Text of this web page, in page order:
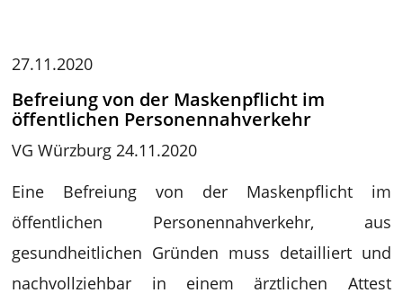
27.11.2020
Befreiung von der Maskenpflicht im
öffentlichen Personennahverkehr
VG Würzburg 24.11.2020
Eine Befreiung von der Maskenpflicht im
öffentlichen Personennahverkehr, aus
gesundheitlichen Gründen muss detailliert und
nachvollziehbar in einem ärztlichen Attest